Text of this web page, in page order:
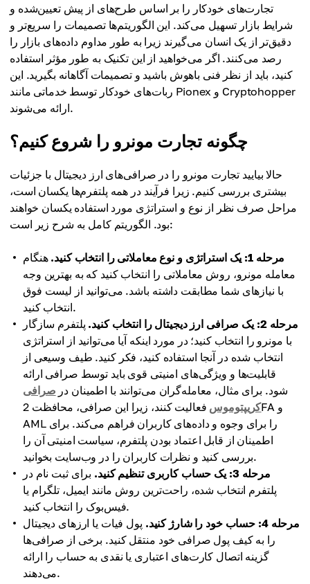
تجارت‌های خودکار را بر اساس طرح‌های از پیش تعیین‌شده و
شرایط بازار تسهیل می‌کند. این الگوریتم‌ها تصمیمات را سریع‌تر و
دقیق‌تر از یک انسان می‌گیرند زیرا به طور مداوم داده‌های بازار را
رصد می‌کنند. اگر می‌خواهید از این تکنیک به طور مؤثر استفاده
کنید، باید از نظر فنی باهوش باشید و تصمیمات آگاهانه بگیرید. این
ربات‌های خودکار توسط خدماتی مانند Pionex و Cryptohopper
ارائه می‌شوند.
چگونه تجارت مونرو را شروع کنیم؟
حالا بیایید تجارت مونرو را در صرافی‌های ارز دیجیتال با جزئیات
بیشتری بررسی کنیم. زیرا فرآیند در همه پلتفرم‌ها یکسان است،
مراحل صرف نظر از نوع و استراتژی مورد استفاده یکسان خواهند
بود. الگوریتم کامل به شرح زیر است:
مرحله 1: یک استراتژی و نوع معاملاتی را انتخاب کنید.
هنگام
معامله مونرو، روش معاملاتی را انتخاب کنید که به بهترین وجه
با نیازهای شما مطابقت داشته باشد. می‌توانید از لیست فوق
انتخاب کنید.
مرحله 2: یک صرافی ارز دیجیتال را انتخاب کنید.
پلتفرم سازگار
با مونرو را انتخاب کنید؛ در مورد اینکه آیا می‌توانید از استراتژی
انتخاب شده در آنجا استفاده کنید، فکر کنید. طیف وسیعی از
قابلیت‌ها و ویژگی‌های امنیتی قوی باید توسط صرافی ارائه
شود. برای مثال، معامله‌گران می‌توانند با اطمینان در صرافی
کریپتوموس
فعالیت کنند، زیرا این صرافی، محافظت 2FA و
AML را برای وجوه و داده‌های کاربران فراهم می‌کند. برای
اطمینان از قابل اعتماد بودن پلتفرم، سیاست امنیتی آن را
بررسی کنید و نظرات کاربران را در وب‌سایت بخوانید.
مرحله 3: یک حساب کاربری تنظیم کنید.
برای ثبت نام در
پلتفرم انتخاب شده، راحت‌ترین روش مانند ایمیل، تلگرام یا
فیس‌بوک را انتخاب کنید.
مرحله 4: حساب خود را شارژ کنید.
پول فیات یا ارزهای دیجیتال
را به کیف پول صرافی خود منتقل کنید. برخی از صرافی‌ها
گزینه اتصال کارت‌های اعتباری یا نقدی به حساب را ارائه
می‌دهند.